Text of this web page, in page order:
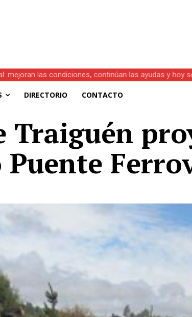
las condiciones, continúan las ayudas y hoy
DIRECTORIO CONTACTO